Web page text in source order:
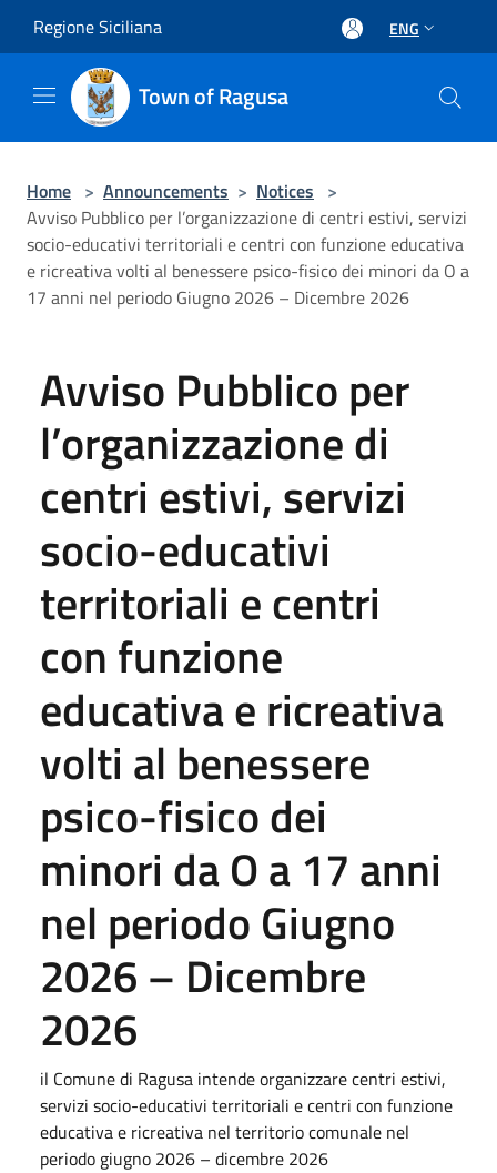
Regione Siciliana ENG
Town of Ragusa
Home > Announcements > Notices >
Avviso Pubblico per l’organizzazione di centri estivi, servizi
socio-educativi territoriali e centri con funzione educativa
e ricreativa volti al benessere psico-fisico dei minori da O a
17 anni nel periodo Giugno 2026 – Dicembre 2026
Avviso Pubblico per
l’organizzazione di
centri estivi, servizi
socio-educativi
territoriali e centri
con funzione
educativa e ricreativa
volti al benessere
psico-fisico dei
minori da O a 17 anni
nel periodo Giugno
2026 – Dicembre
2026
il Comune di Ragusa intende organizzare centri estivi,
servizi socio-educativi territoriali e centri con funzione
educativa e ricreativa nel territorio comunale nel
periodo giugno 2026 – dicembre 2026